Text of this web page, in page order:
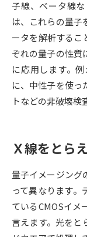
大学で学べる内
新増設大学・学部・
デジタルパンフレット
新学年スタート号特
（高3生用）
SELFBRAND特集ペー
子線、ベータ線
は、これらの量子
ータを解析するこ
ぞれの量子の性質
に応用します。
に、中性子を使っ
トなどの非破壊検
Ｘ線をとら
量子イメージング
って異なります
ているCMOSイメ
言えます。光をと